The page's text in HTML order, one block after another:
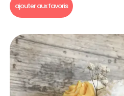
ajouter aux favoris